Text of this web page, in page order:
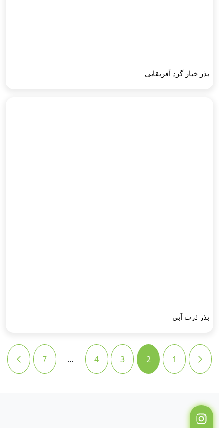
بذر خیار گرد آفریقایی
بذر ذرت آبی
1
2
3
4
…
7